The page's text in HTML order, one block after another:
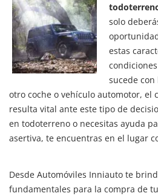
solo
estas
sucede
otro coche o vehículo automotor, el
resulta vital ante este tipo de
en todoterreno o necesitas ayuda
asertiva, te encuentras en el lugar
Desde Automóviles Inniauto te
fundamentales para la compra de